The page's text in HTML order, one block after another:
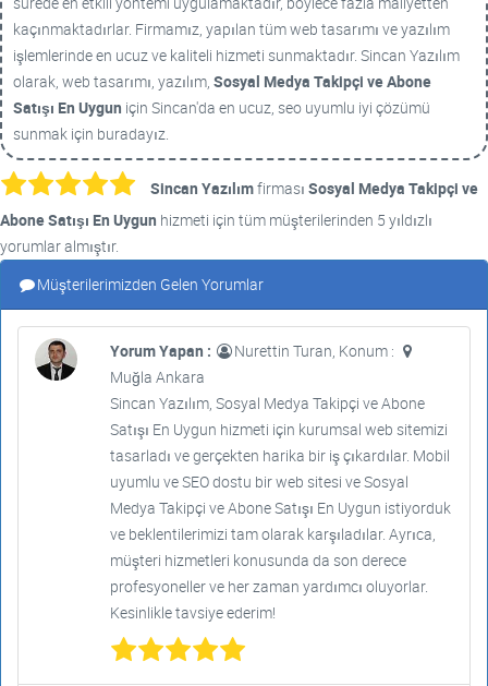
kaçınmaktadırlar. Firmamız, yapılan tüm web tasarımı ve yazılım
işlemlerinde en ucuz ve kaliteli hizmeti sunmaktadır. Sincan Yazılım
olarak, web tasarımı, yazılım, Sosyal Medya Takipçi ve Abone
Satışı En Uygun için Sincan'da en ucuz, seo uyumlu iyi çözümü
sunmak için buradayız.
Sincan Yazılımfirması Sosyal Medya Takipçi ve
Abone Satışı En Uygun hizmeti için tüm müşterilerinden 5 yıldızlı
yorumlar almıştır.
Müşterilerimizden Gelen Yorumlar
Yorum Yapan :
Nurettin Turan, Konum :
Muğla Ankara
Sincan Yazılım, Sosyal Medya Takipçi ve Abone
Satışı En Uygun hizmeti için kurumsal web sitemizi
tasarladı ve gerçekten harika bir iş çıkardılar. Mobil
uyumlu ve SEO dostu bir web sitesi ve Sosyal
Medya Takipçi ve Abone Satışı En Uygun istiyorduk
ve beklentilerimizi tam olarak karşıladılar. Ayrıca,
müşteri hizmetleri konusunda da son derece
profesyoneller ve her zaman yardımcı oluyorlar.
Kesinlikle tavsiye ederim!